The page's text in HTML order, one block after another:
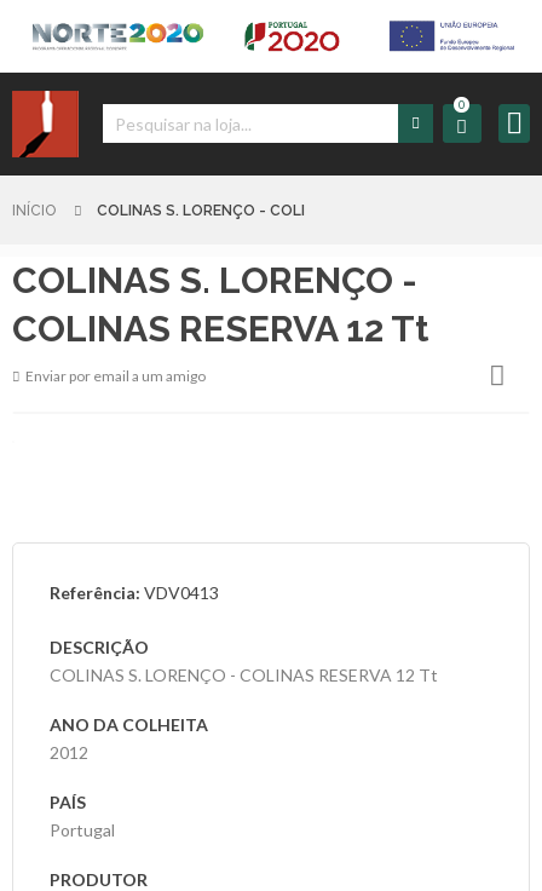
0
Sessão
Sign
Carrinho
As
Provas
Notícias
INÍCIO COLINAS S. LORENÇO - COLI
COLINAS S. LORENÇO -
COLINAS RESERVA 12 Tt
Enviar por email a um amigo
Referência: VDV0413
DESCRIÇÃO
COLINAS S. LORENÇO - COLINAS RESERVA 12 Tt
ANO DA COLHEITA
2012
PAÍS
Portugal
PRODUTOR